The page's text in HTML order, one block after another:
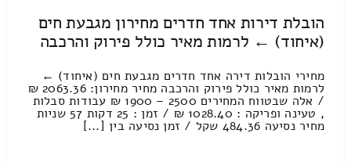
הובלת דירות אחד חדרים מחירון מגבעת חים
(איחוד) ← לרמות מאיר כולל פירוק והרכבה
מחירי הובלות דירה אחד חדרים מגבעת חים (איחוד) ←
לרמות מאיר כולל פירוק והרכבה מחיר מחירון: 2063.36 ₪
/ אלה שבטווח המחירים 2500 – 1900 ₪ עבודות סבלות
, טעינה ופריקה : 1028.40 ₪ / זמן : 25 דקות 57 שניות
מחיר נסיעה 484.36 שקל / זמן נסיעה בין [...]